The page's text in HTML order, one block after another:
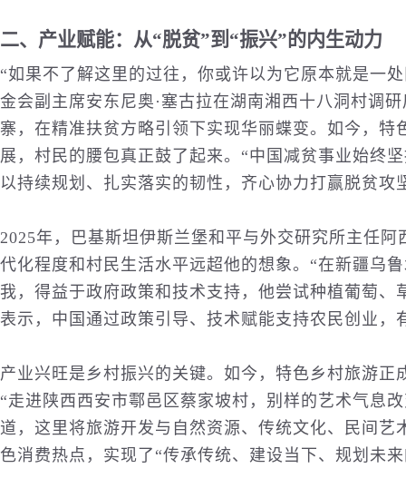
二、产业赋能：从“脱贫”到“振兴”的内生动力
“如果不了解这里的过往，你或许以为它原本就是一
金会副主席安东尼奥·塞古拉在湖南湘西十八洞村调
寨，在精准扶贫方略引领下实现华丽蝶变。如今，
展，村民的腰包真正鼓了起来。“中国减贫事业始终
以持续规划、扎实落实的韧性，齐心协力打赢脱贫
2025年，巴基斯坦伊斯兰堡和平与外交研究所主任
代化程度和村 民生活水平远超他的想象。“在新疆乌
我，得益于政府政策和技术支持，他尝试种植葡萄
表示，中国通过政策引导、技术赋能支持农民创业，
产业兴旺是乡村振兴的关键。如今，特色乡村旅游
“走进陕西西安市鄠邑区蔡家坡村，别样的艺术气息
道，这里将旅游开发与自然资源、传统文化、民间
色消费热点，实现了“传承传统、建设当下、规划未